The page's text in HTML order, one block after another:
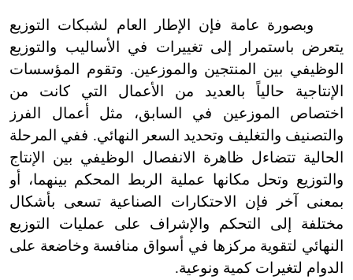
وبصورة عامة فإن الإطار العام لشبكات التوزيع
يتعرض باستمرار إلى تغييرات في الأساليب والتوزيع
الوظيفي بين المنتجين والموزعين. وتقوم المؤسسات
الإنتاجية حالياً بالعديد من الأعمال التي كانت من
اختصاص الموزعين في السابق، مثل أعمال الفرز
والتصنيف والتغليف وتحديد السعر النهائي. ففي المرحلة
الحالية تتضاءل ظاهرة الانفصال الوظيفي بين الإنتاج
والتوزيع وتحل مكانها عملية الربط المحكم بينهما، أو
بمعنى آخر فإن الاحتكارات الصناعية تسعى بأشكال
مختلفة إلى التحكم والإشراف على عمليات التوزيع
النهائي لتقوية مركزها في أسواق منافسة وخاضعة على
الدوام لتغيرات كمية ونوعية.